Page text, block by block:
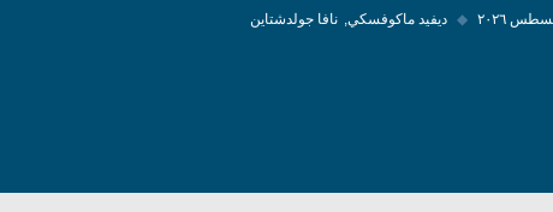
◆ ديفيد ماكوفسكي نافا جولدشتاين